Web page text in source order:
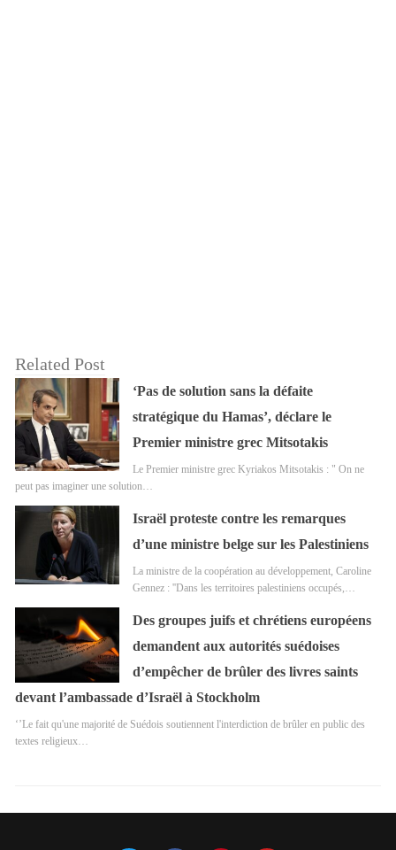
Related Post
‘Pas de solution sans la défaite
stratégique du Hamas’, déclare le
Premier ministre grec Mitsotakis
Le Premier ministre grec Kyriakos Mitsotakis : " On ne
peut pas imaginer une solution…
Israël proteste contre les remarques
d’une ministre belge sur les Palestiniens
La ministre de la coopération au développement, Caroline
Gennez : ''Dans les territoires palestiniens occupés,…
Des groupes juifs et chrétiens européens
demandent aux autorités suédoises
d’empêcher de brûler des livres saints
devant l’ambassade d’Israël à Stockholm
‘’Le fait qu'une majorité de Suédois soutiennent l'interdiction de brûler en public des
textes religieux…